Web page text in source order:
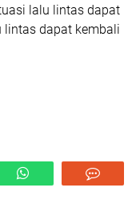
lalu lintas dapat
lintas dapat kembali